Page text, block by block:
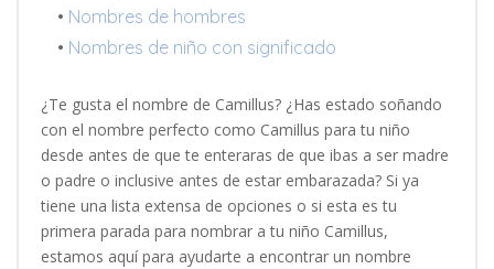
• Nombres de hombres
• Nombres de niño con significado
¿Te gusta el nombre de Camillus? ¿Has estado soñando
con el nombre perfecto como Camillus para tu niño
desde antes de que te enteraras de que ibas a ser madre
o padre o inclusive antes de estar embarazada? Si ya
tiene una lista extensa de opciones o si esta es tu
primera parada para nombrar a tu niño Camillus,
estamos aquí para ayudarte a encontrar un nombre